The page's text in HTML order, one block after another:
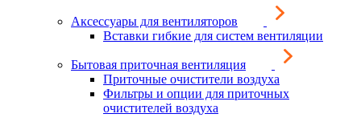
Аксессуары для вентиляторов
Вставки гибкие для систем вентиляции
Бытовая приточная вентиляция
Приточные очистители воздуха
Фильтры и опции для приточных
очистителей воздуха